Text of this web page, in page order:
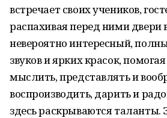
встречает своих учеников,
распахивая перед ними двери
невероятно интересный,
звуков и ярких красок,
мыслить, представлять и
воспроизводить, дарить и
здесь раскрываются таланты.